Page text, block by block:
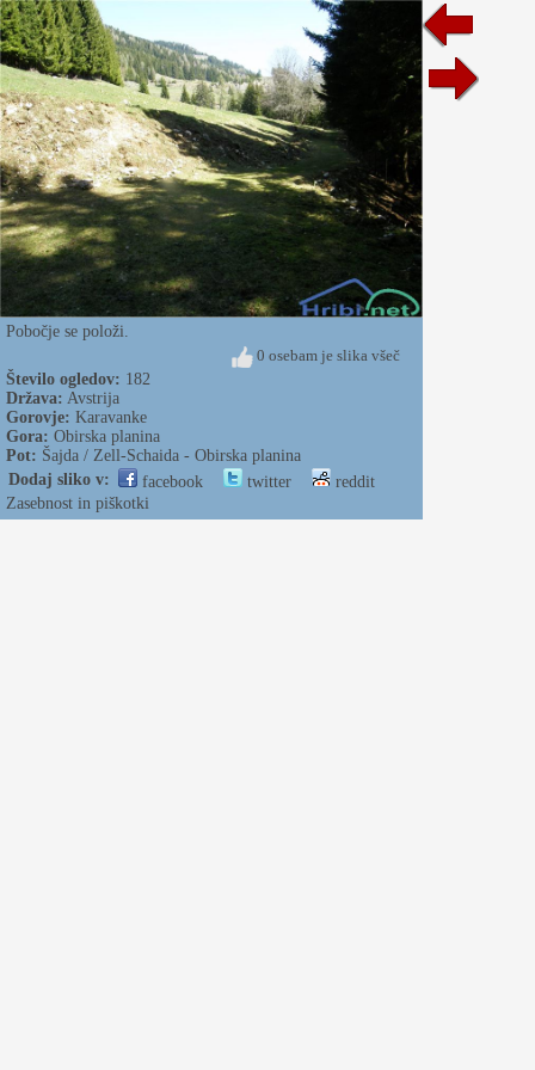
Pobočje se položi.
0 osebam je slika všeč
Število ogledov: 182
Država: Avstrija
Gorovje: Karavanke
Gora: Obirska planina
Pot: Šajda / Zell-Schaida - Obirska planina
Dodaj sliko v:
facebook twitter
reddit
Zasebnost in piškotki